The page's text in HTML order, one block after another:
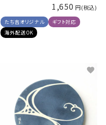
1,650
たち吉オリジナル
ギフト対応
海外配送OK